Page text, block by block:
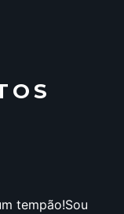
tempão!Sou